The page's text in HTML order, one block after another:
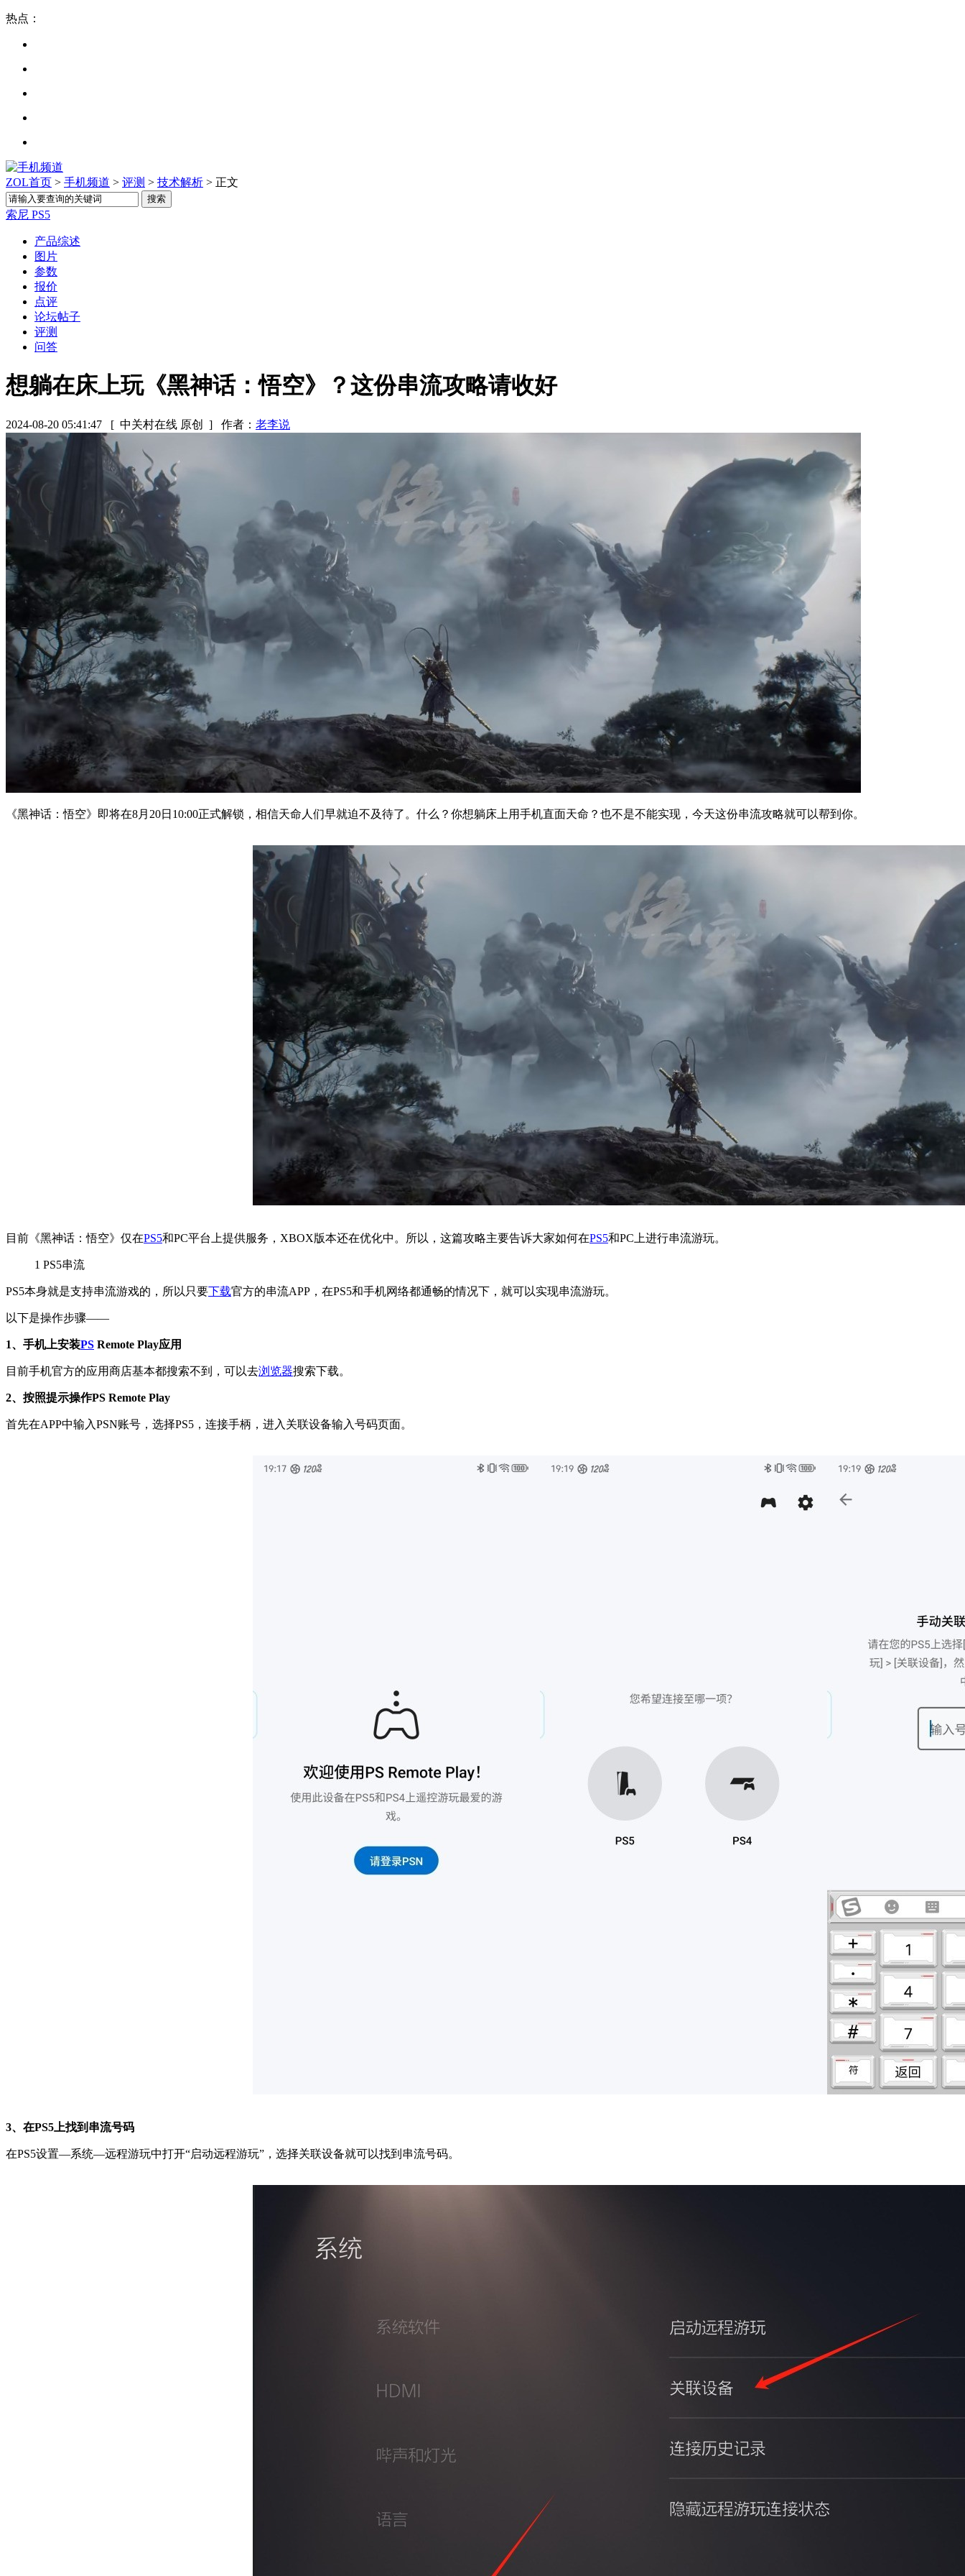
热点：
ZOL首页 > 手机频道 > 评测 > 技术解析 > 正文
索尼 PS5
产品综述
图片
参数
报价
点评
论坛帖子
评测
问答
想躺在床上玩《黑神话：悟空》？这份串流攻略请收好
2024-08-20 05:41:47 [ 中关村在线 原创 ] 作者： 老李说
《黑神话：悟空》即将在8月20日10:00正式解锁，相信天命人们早就迫不及待了。什么？你想躺床上用手机直面天命？也不是不能实现，今天这份串流攻略就可以帮到你。
目前《黑神话：悟空》仅在PS5和PC平台上提供服务，XBOX版本还在优化中。所以，这篇攻略主要告诉大家如何在PS5和PC上进行串流游玩。
1 PS5串流
PS5本身就是支持串流游戏的，所以只要下载官方的串流APP，在PS5和手机网络都通畅的情况下，就可以实现串流游玩。
以下是操作步骤——
1、手机上安装PS Remote Play应用
目前手机官方的应用商店基本都搜索不到，可以去浏览器搜索下载。
2、按照提示操作PS Remote Play
首先在APP中输入PSN账号，选择PS5，连接手柄，进入关联设备输入号码页面。
3、在PS5上找到串流号码
在PS5设置—系统—远程游玩中打开“启动远程游玩”，选择关联设备就可以找到串流号码。